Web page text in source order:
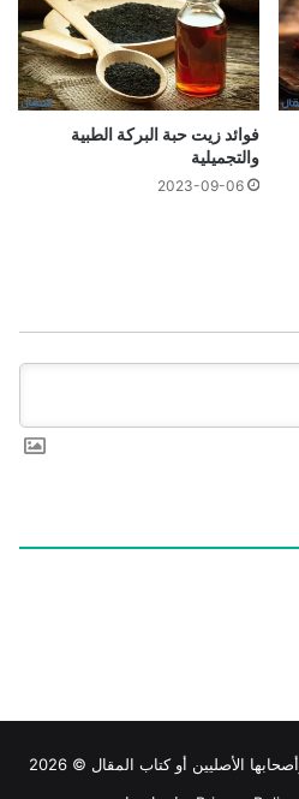
فوائد زيت حبة البركة الطبية
والتجميلية
2023-09-06
الأصليين أو كتاب المقال © 2026